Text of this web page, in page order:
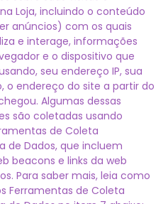
Loja, incluindo o conteúdo
anúncios) com os quais
e interage, informações
e o dispositivo que
seu endereço IP, sua
o endereço do site a partir do
Algumas dessas
são coletadas usando
de Coleta
de Dados, que incluem
beacons e links da web
Para saber mais, leia como
Ferramentas de Coleta